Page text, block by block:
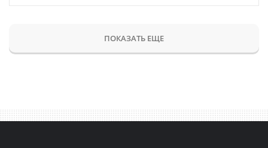
ПОКАЗАТЬ ЕЩЕ